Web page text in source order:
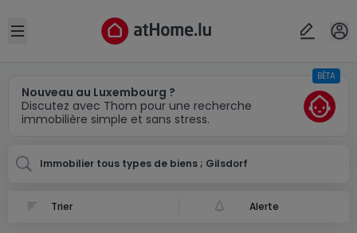
Open sidebar
Nouveau au Luxembourg ?
Discutez avec Thom pour une recherche
immobilière simple et sans stress.
BÊTA
Immobilier tous types de biens ; Gilsdorf
Alerte
Localité(s)
Annuler OK